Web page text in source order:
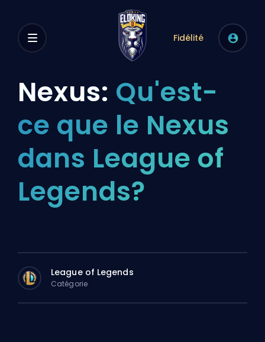
Fidélité
Nexus: Qu'est-
ce que le Nexus
dans League of
Legends?
League of Legends
Catégorie